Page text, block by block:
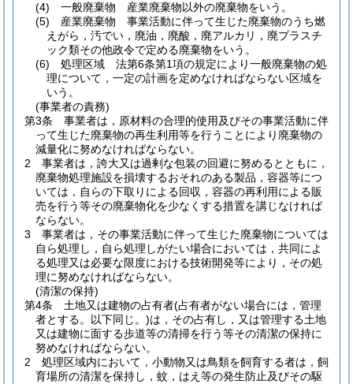
(4)
一般廃棄物 産業廃棄物以外の廃棄物をいう。
(5)
産業廃棄物 事業活動に伴って生じた廃棄物のうち燃
えがら，汚でい，廃油，廃酸，廃アルカリ，廃プラスチ
ック類その他政令で定める廃棄物をいう。
(6)
処理区域 法第6条第1項の規定により一般廃棄物の処
理について，一定の計画を定めなければならない区域を
いう。
(事業者の責務)
第3条
事業者は，原材料の合理的使用及びその事業活動に伴
って生じた廃棄物の再生利用等を行うことにより廃棄物の
減量化に努めなければならない。
2
事業者は，誇大又は過剰な包装の回避に努めるとともに，
廃棄物処理施設を損壊するおそれのある製品，容器等につ
いては，自らの下取りによる回収，容器の再利用による販
売を行う等その廃棄物化を少なくする措置を講じなければ
ならない。
3
事業者は，その事業活動に伴って生じた廃棄物については
自ら処理し，自ら処理しがたい場合においては，共同によ
る処理又は必要な限度における技術開発等により，その処
理に努めなければならない。
(清潔の保持)
第4条
土地又は建物の占有者(占有者がない場合には，管理
者とする。以下同じ。)は，その占有し，又は管理する土地
又は建物に面する歩道等の清掃を行う等その清潔の保持に
努めなければならない。
2
処理区域内において，小動物又は鳥類を飼育する者は，飼
育場所の清潔を保持し，蚊，はえ等の発生防止及びその駆